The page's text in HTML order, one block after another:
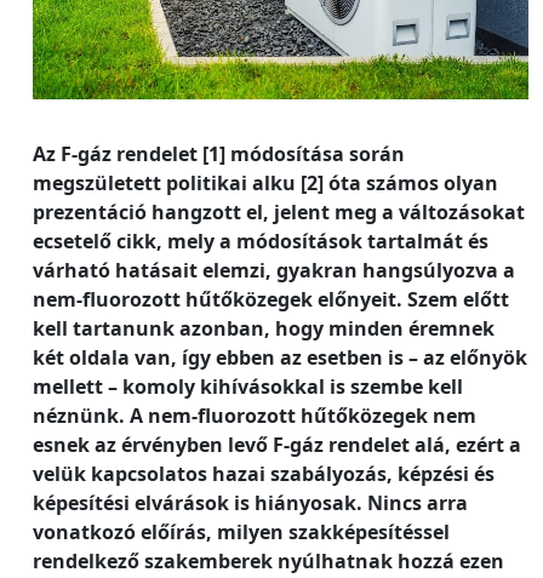
Az F-gáz rendelet [1] módosítása során
megszületett politikai alku [2] óta számos olyan
prezentáció hangzott el, jelent meg a változásokat
ecsetelő cikk, mely a módosítások tartalmát és
várható hatásait elemzi, gyakran hangsúlyozva a
nem-fluorozott hűtőközegek előnyeit. Szem előtt
kell tartanunk azonban, hogy minden éremnek
két oldala van, így ebben az esetben is – az előnyök
mellett – komoly kihívásokkal is szembe kell
néznünk. A nem-fluorozott hűtőközegek nem
esnek az érvényben levő F-gáz rendelet alá, ezért a
velük kapcsolatos hazai szabályozás, képzési és
képesítési elvárások is hiányosak. Nincs arra
vonatkozó előírás, milyen szakképesítéssel
rendelkező szakemberek nyúlhatnak hozzá ezen